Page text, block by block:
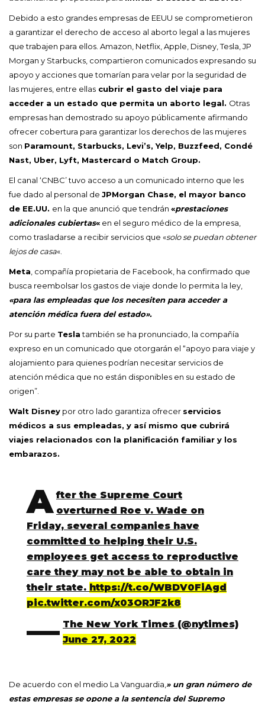
Debido a esto grandes empresas de EEUU se comprometieron
a garantizar el derecho de acceso al aborto legal a las mujeres
que trabajen para ellos. Amazon, Netflix, Apple, Disney, Tesla, JP
Morgan y Starbucks, compartieron comunicados expresando su
apoyo y acciones que tomarían para velar por la seguridad de
las mujeres, entre ellas cubrir el gasto del viaje para
acceder a un estado que permita un aborto legal. Otras
empresas han demostrado su apoyo públicamente afirmando
ofrecer cobertura para garantizar los derechos de las mujeres
son Paramount, Starbucks, Levi’s, Yelp, Buzzfeed, Condé
Nast, Uber, Lyft, Mastercard o Match Group.
El canal ‘CNBC’ tuvo acceso a un comunicado interno que les
fue dado al personal de JPMorgan Chase, el mayor banco
de EE.UU. en la que anunció que tendrán «prestaciones
adicionales cubiertas« en el seguro médico de la empresa,
como trasladarse a recibir servicios que «solo se puedan obtener
lejos de casa«.
Meta, compañía propietaria de Facebook, ha confirmado que
busca reembolsar los gastos de viaje donde lo permita la ley,
«para las empleadas que los necesiten para acceder a
atención médica fuera del estado».
Por su parte Teslatambién se ha pronunciado, la compañía
expreso en un comunicado que otorgarán el “apoyo para viaje y
alojamiento para quienes podrían necesitar servicios de
atención médica que no están disponibles en su estado de
origen”.
Walt Disney por otro lado garantiza ofrecer servicios
médicos a sus empleadas, y así mismo que cubrirá
viajes relacionados con la planificación familiar y los
embarazos.
A fter the Supreme Court
overturned Roe v. Wade on
Friday, several companies have
committed to helping their U.S.
employees get access to reproductive
care they may not be able to obtain in
their state. https://t.co/WBDV0FiAgd
pic.twitter.com/x03ORJF2k8
— The New York Times (@nytimes)
June 27, 2022
De acuerdo con el medio La Vanguardia,» un gran número de
estas empresas se opone a la sentencia del Supremo